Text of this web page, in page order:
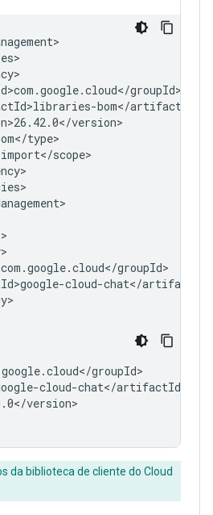
version>
da biblioteca de cliente do Cloud